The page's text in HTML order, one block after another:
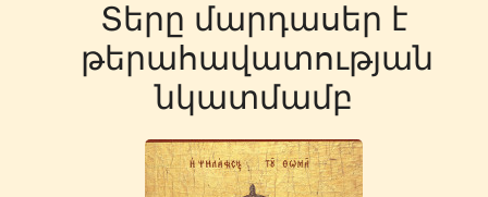
Տերը մարդասեր է
թերահավատության
նկատմամբ